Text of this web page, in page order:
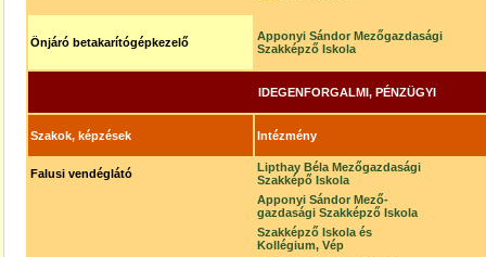
Önjáró betakarítógépkezelő
Apponyi Sándor Mezőgazdasági
Szakképző Iskola
IDEGENFORGALMI, PÉNZÜGYI
Szakok, képzések Intézmény
Falusi vendéglátó
Lipthay Béla Mezőgazdasági
Szakképő Iskola
Apponyi Sándor Mező-
gazdasági Szakképző Iskola
Szakképző Iskola és
Kollégium, Vép